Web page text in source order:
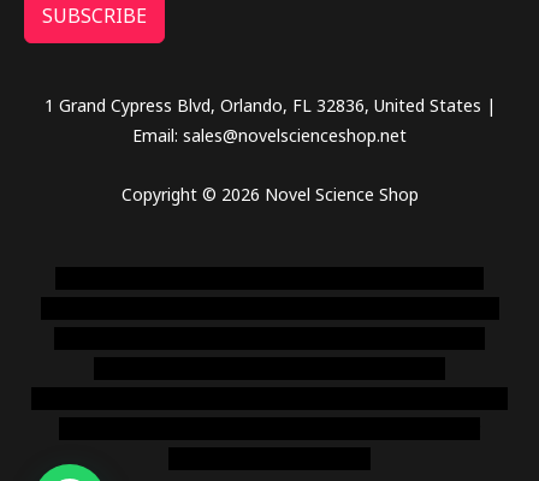
SUBSCRIBE
1 Grand Cypress Blvd, Orlando, FL 32836, United States |
Email: sales@novelscienceshop.net
Copyright © 2026 Novel Science Shop